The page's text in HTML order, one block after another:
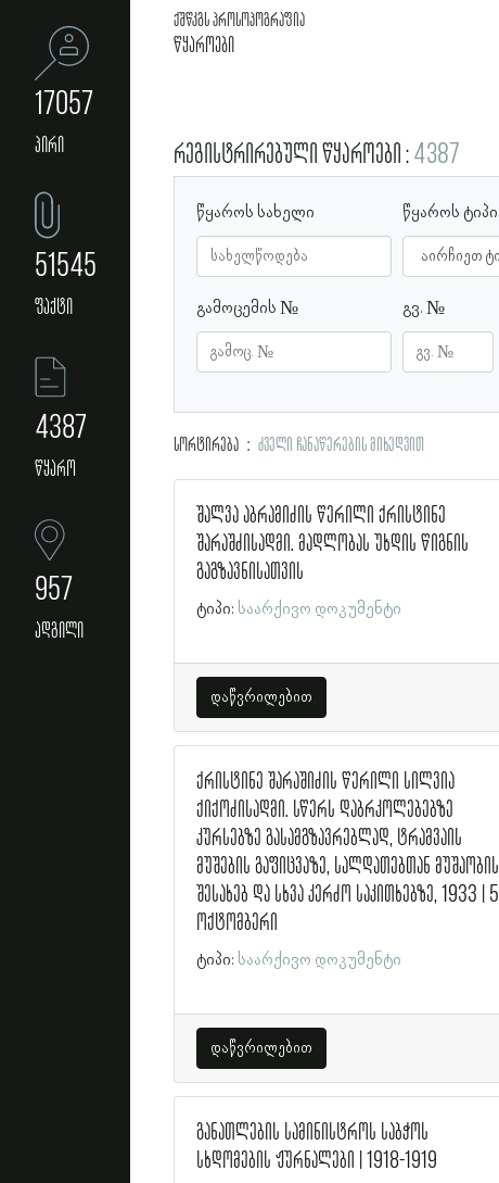
17057
პირი
51545
ფაქტი
4387
წყარო
957
ადგილი
ქშწკგს პროსოპოგრაფია
წყაროები
რეგისტრირებული წყაროები 4387
წყაროს სახელი წყაროს ტიპი
გამოცემის № გვ. №
სორტირება ძველი ჩანაწერების მიხედვით
შალვა აბრამიძის წერილი ქრისტინე
შარაშძისადმი. მადლობას უხდის წიგნის
გაგზავნისათვის
ტიპი: საარქივო დოკუმენტი
დაწვრილებით
ქრისტინე შარაშიძის წერილი სილვია
ქიქოძისადმი. სწერს დაბრკოლებებზე
კურსებზე გასამგზავრებლად, ტრამვაის
მუშების გაფიცვაზე, სალდათებთან მუშაობის
შესახებ და სხვა კერძო საკითხებზე, 1933 | 5
ოქტომბერი
ტიპი: საარქივო დოკუმენტი
დაწვრილებით
განათლების სამინისტროს საბჭოს
სხდომების ჟურნალები | 1918-1919